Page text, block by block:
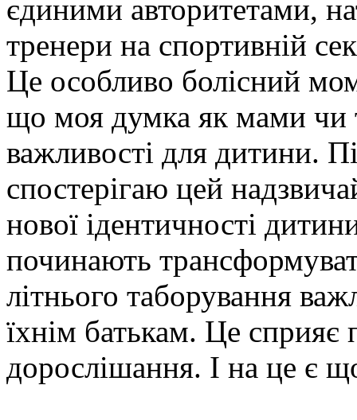
єдиними авторитетами,
тренери на спортивній
Це особливо болісний
що моя думка як мами чи
важливості для дитини.
спостерігаю цей
нової ідентичності
починають
літнього таборування
їхнім батькам. Це сприяє
дорослішання. І на це є